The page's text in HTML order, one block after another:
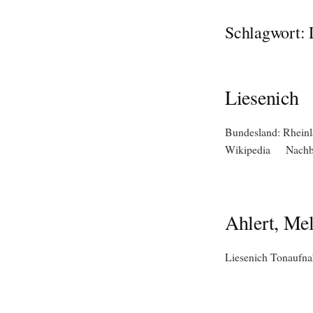
Schlagwort:
Liesenich
Bundesland:
Wikipedia
Ahlert,
Liesenich